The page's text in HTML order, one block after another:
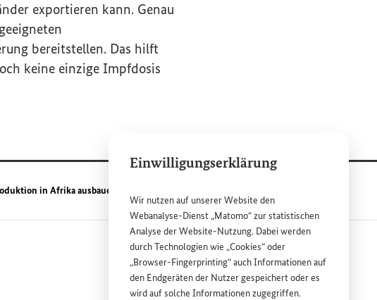
Einwilligungserklärung
Wir nutzen auf unsererWebsite den
Webanalyse-Dienst „Matomo“ zur statistischen
Analyse derWebsite-Nutzung. Dabei werden
durch Technologien wie „Cookies“ oder
„Browser-Fingerprinting“ auch Informationen auf
den Endgeräten der Nutzer gespeichert oder es
wird auf solche Informationen zugegriffen.
exportieren kann. Genau
bereitstellen. Das hilft
keine einzige Impfdosis
in Afrika ausbauen.